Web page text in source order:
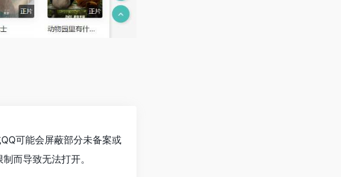
可能会屏蔽部分未备案或
而导致无法打开。